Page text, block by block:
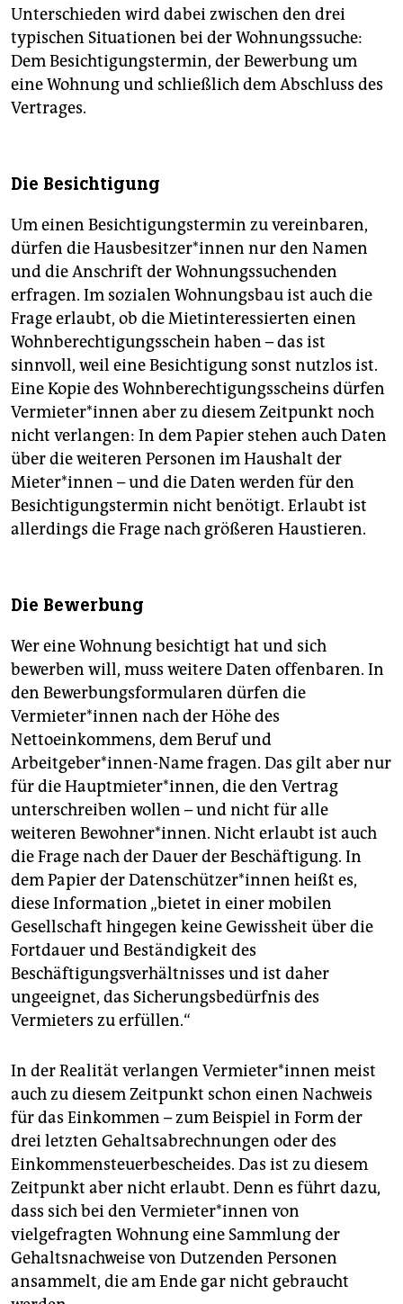
Unterschieden wird dabei zwischen den drei
typischen Situationen bei der Wohnungssuche:
Dem Besichtigungstermin, der Bewerbung um
eine Wohnung und schließlich dem Abschluss des
Vertrages.
Die Besichtigung
Um einen Besichtigungstermin zu vereinbaren,
dürfen die Hausbesitzer*innen nur den Namen
und die Anschrift der Wohnungssuchenden
erfragen. Im sozialen Wohnungsbau ist auch die
Frage erlaubt, ob die Mietinteressierten einen
Wohnberechtigungsschein haben – das ist
sinnvoll, weil eine Besichtigung sonst nutzlos ist.
Eine Kopie des Wohnberechtigungsscheins dürfen
Vermieter*innen aber zu diesem Zeitpunkt noch
nicht verlangen: In dem Papier stehen auch Daten
über die weiteren Personen im Haushalt der
Mieter*innen – und die Daten werden für den
Besichtigungstermin nicht benötigt. Erlaubt ist
allerdings die Frage nach größeren Haustieren.
Die Bewerbung
Wer eine Wohnung besichtigt hat und sich
bewerben will, muss weitere Daten offenbaren. In
den Bewerbungsformularen dürfen die
Vermieter*innen nach der Höhe des
Nettoeinkommens, dem Beruf und
Arbeitgeber*innen-Name fragen. Das gilt aber nur
für die Hauptmieter*innen, die den Vertrag
unterschreiben wollen – und nicht für alle
weiteren Bewohner*innen. Nicht erlaubt ist auch
die Frage nach der Dauer der Beschäftigung. In
dem Papier der Datenschützer*innen heißt es,
diese Information „bietet in einer mobilen
Gesellschaft hingegen keine Gewissheit über die
Fortdauer und Beständigkeit des
Beschäftigungsverhältnisses und ist daher
ungeeignet, das Sicherungsbedürfnis des
Vermieters zu erfüllen.“
In der Realität verlangen Vermieter*innen meist
auch zu diesem Zeitpunkt schon einen Nachweis
für das Einkommen – zum Beispiel in Form der
drei letzten Gehaltsabrechnungen oder des
Einkommensteuerbescheides. Das ist zu diesem
Zeitpunkt aber nicht erlaubt. Denn es führt dazu,
dass sich bei den Vermieter*innen von
vielgefragten Wohnung eine Sammlung der
Gehaltsnachweise von Dutzenden Personen
ansammelt, die am Ende gar nicht gebraucht